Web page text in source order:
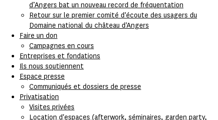
d’Angers bat un nouveau record de fréquentation
Retour sur le premier comité d'écoute des usagers du
Domaine national du château d'Angers
Faire un don
Campagnes en cours
Entreprises et fondations
Ils nous soutiennent
Espace presse
Communiqués et dossiers de presse
Privatisation
Visites privées
Location d'espaces (afterwork, séminaires, garden party,